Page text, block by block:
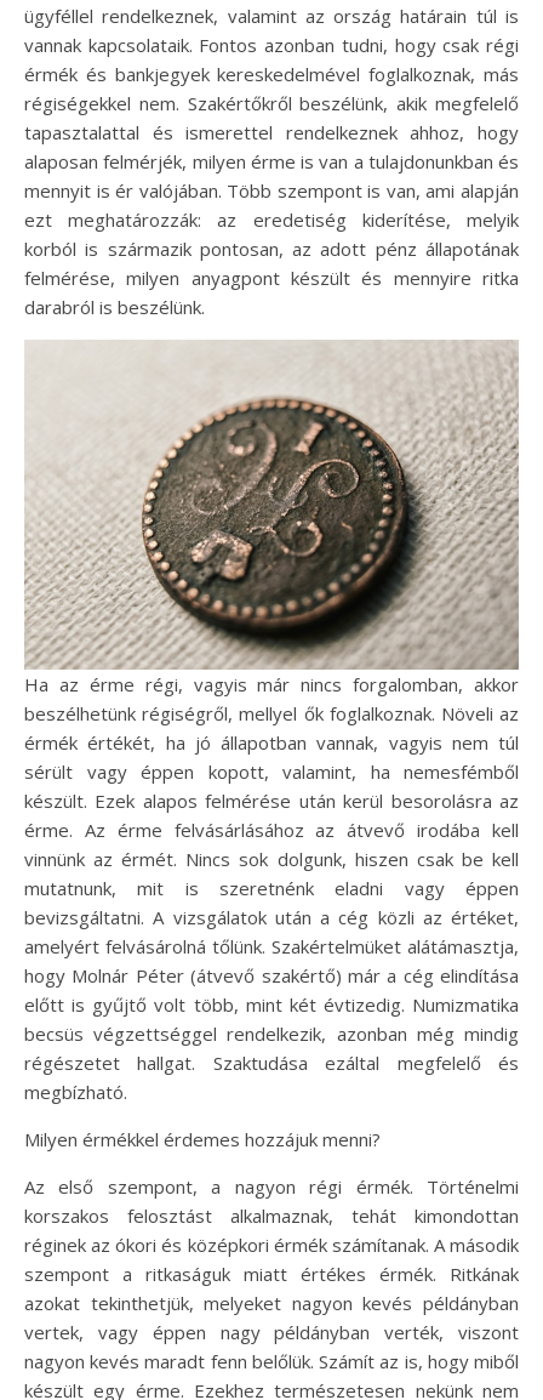
ügyféllel rendelkeznek, valamint az ország határain túl is
vannak kapcsolataik. Fontos azonban tudni, hogy csak régi
érmék és bankjegyek kereskedelmével foglalkoznak, más
régiségekkel nem. Szakértőkről beszélünk, akik megfelelő
tapasztalattal és ismerettel rendelkeznek ahhoz, hogy
alaposan felmérjék, milyen érme is van a tulajdonunkban és
mennyit is ér valójában. Több szempont is van, ami alapján
ezt meghatározzák: az eredetiség kiderítése, melyik
korból is származik pontosan, az adott pénz állapotának
felmérése, milyen anyagpont készült és mennyire ritka
darabról is beszélünk.
Ha az érme régi, vagyis már nincs forgalomban, akkor
beszélhetünk régiségről, mellyel ők foglalkoznak. Növeli az
érmék értékét, ha jó állapotban vannak, vagyis nem túl
sérült vagy éppen kopott, valamint, ha nemesfémből
készült. Ezek alapos felmérése után kerül besorolásra az
érme. Az érme felvásárlásához az átvevő irodába kell
vinnünk az érmét. Nincs sok dolgunk, hiszen csak be kell
mutatnunk, mit is szeretnénk eladni vagy éppen
bevizsgáltatni. A vizsgálatok után a cég közli az értéket,
amelyért felvásárolná tőlünk. Szakértelmüket alátámasztja,
hogy Molnár Péter (átvevő szakértő) már a cég elindítása
előtt is gyűjtő volt több, mint két évtizedig. Numizmatika
becsüs végzettséggel rendelkezik, azonban még mindig
régészetet hallgat. Szaktudása ezáltal megfelelő és
megbízható.
Milyen érmékkel érdemes hozzájuk menni?
Az első szempont, a nagyon régi érmék. Történelmi
korszakos felosztást alkalmaznak, tehát kimondottan
réginek az ókori és középkori érmék számítanak. A második
szempont a ritkaságuk miatt értékes érmék. Ritkának
azokat tekinthetjük, melyeket nagyon kevés példányban
vertek, vagy éppen nagy példányban verték, viszont
nagyon kevés maradt fenn belőlük. Számít az is, hogy miből
készült egy érme. Ezekhez természetesen nekünk nem